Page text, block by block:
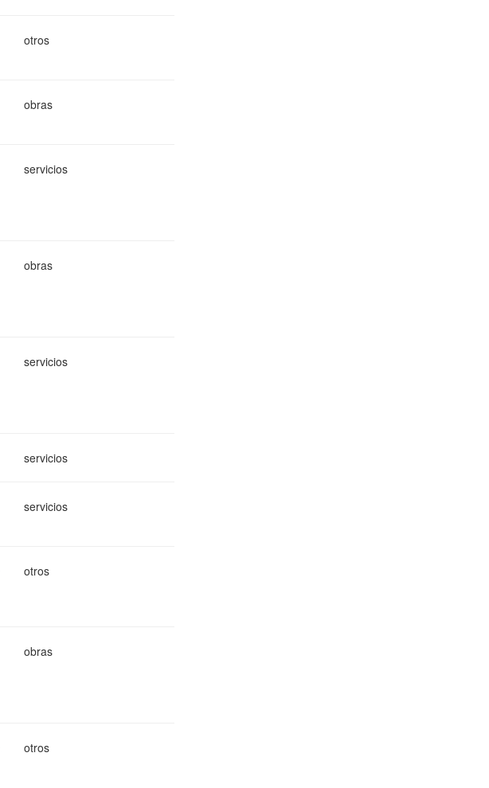
otros
obras
servicios
obras
servicios
servicios
servicios
otros
obras
otros